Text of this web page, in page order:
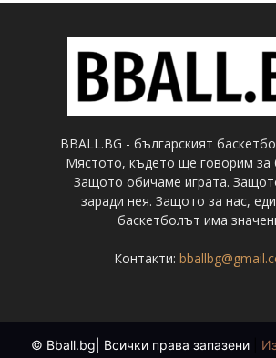
BBALL.BG - българският
Мястото, където ще говорим за
Защото обичаме играта.
заради нея. Защото за нас,
баскетболът има
Контакти:
© Bball.bg| Всички права запазени